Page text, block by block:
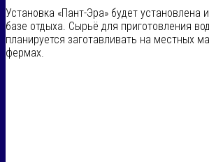
Установка «Пант-Эра» будет установлена
базе отдыха. Сырьё для приготовления
планируется заготавливать на местных
фермах.